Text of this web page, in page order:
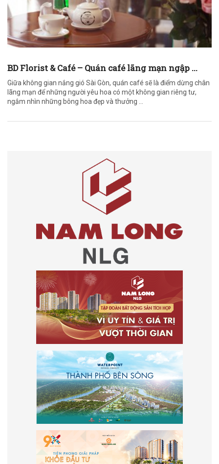
BD Florist & Café – Quán café lãng mạn ngập ...
Giữa không gian nắng gió Sài Gòn, quán café sẽ là điểm dừng chân
lãng mạn để những người yêu hoa có một không gian riêng tư,
ngắm nhìn những bông hoa đẹp và thưởng ...